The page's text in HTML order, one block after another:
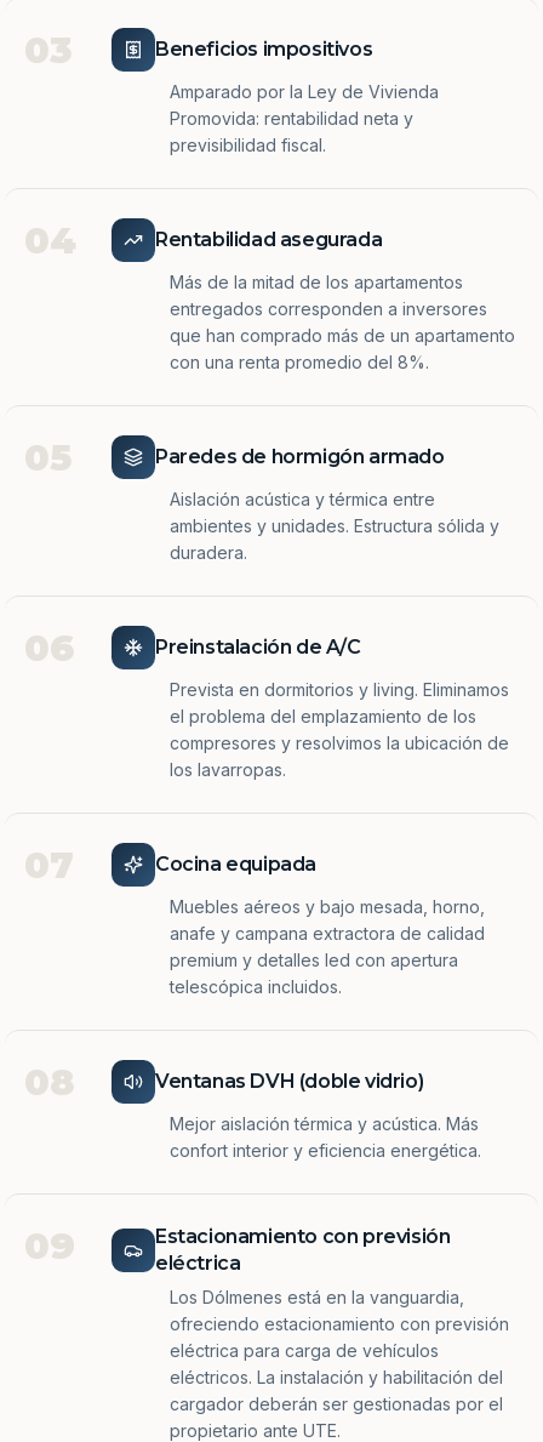
03 Beneficios impositivos
Amparado por la Ley de Vivienda
Promovida: rentabilidad neta y
previsibilidad fiscal.
04 Rentabilidad asegurada
Más de la mitad de los apartamentos
entregados corresponden a inversores
que han comprado más de un apartamento
con una renta promedio del 8%.
05 Paredes de hormigón armado
Aislación acústica y térmica entre
ambientes y unidades. Estructura sólida y
duradera.
06 Preinstalación de A/C
Prevista en dormitorios y living. Eliminamos
el problema del emplazamiento de los
compresores y resolvimos la ubicación de
los lavarropas.
07 Cocina equipada
Muebles aéreos y bajo mesada, horno,
anafe y campana extractora de calidad
premium y detalles led con apertura
telescópica incluidos.
08 Ventanas DVH (doble vidrio)
Mejor aislación térmica y acústica. Más
confort interior y eficiencia energética.
09
Estacionamiento con previsión
eléctrica
Los Dólmenes está en la vanguardia,
ofreciendo estacionamiento con previsión
eléctrica para carga de vehículos
eléctricos. La instalación y habilitación del
cargador deberán ser gestionadas por el
propietario ante UTE.